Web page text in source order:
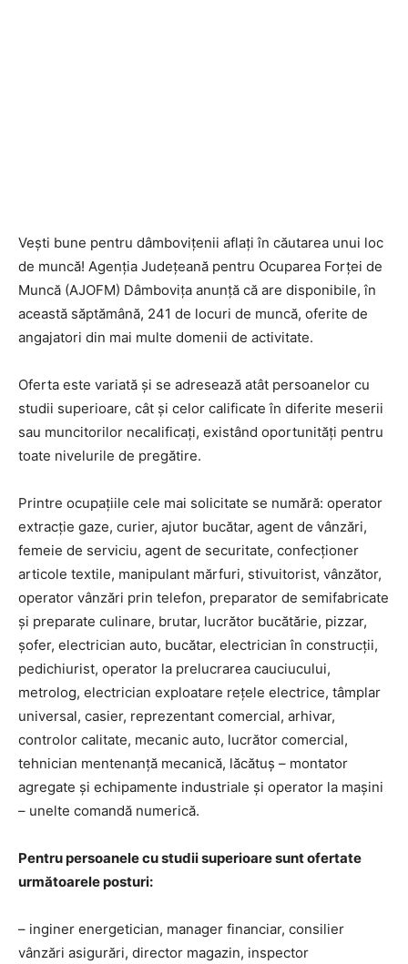
Vești bune pentru dâmbovițenii aflați în căutarea unui loc
de muncă! Agenția Județeană pentru Ocuparea Forței de
Muncă (AJOFM) Dâmbovița anunță că are disponibile, în
această săptămână, 241 de locuri de muncă, oferite de
angajatori din mai multe domenii de activitate.
Oferta este variată și se adresează atât persoanelor cu
studii superioare, cât și celor calificate în diferite meserii
sau muncitorilor necalificați, existând oportunități pentru
toate nivelurile de pregătire.
Printre ocupațiile cele mai solicitate se numără: operator
extracție gaze, curier, ajutor bucătar, agent de vânzări,
femeie de serviciu, agent de securitate, confecționer
articole textile, manipulant mărfuri, stivuitorist, vânzător,
operator vânzări prin telefon, preparator de semifabricate
și preparate culinare, brutar, lucrător bucătărie, pizzar,
șofer, electrician auto, bucătar, electrician în construcții,
pedichiurist, operator la prelucrarea cauciucului,
metrolog, electrician exploatare rețele electrice, tâmplar
universal, casier, reprezentant comercial, arhivar,
controlor calitate, mecanic auto, lucrător comercial,
tehnician mentenanță mecanică, lăcătuș – montator
agregate și echipamente industriale și operator la mașini
– unelte comandă numerică.
Pentru persoanele cu studii superioare sunt ofertate
următoarele posturi:
– inginer energetician, manager financiar, consilier
vânzări asigurări, director magazin, inspector